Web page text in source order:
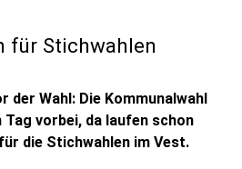
für Stichwahlen
der Wahl: Die Kommunalwahl
vorbei, da laufen schon
die Stichwahlen im Vest.